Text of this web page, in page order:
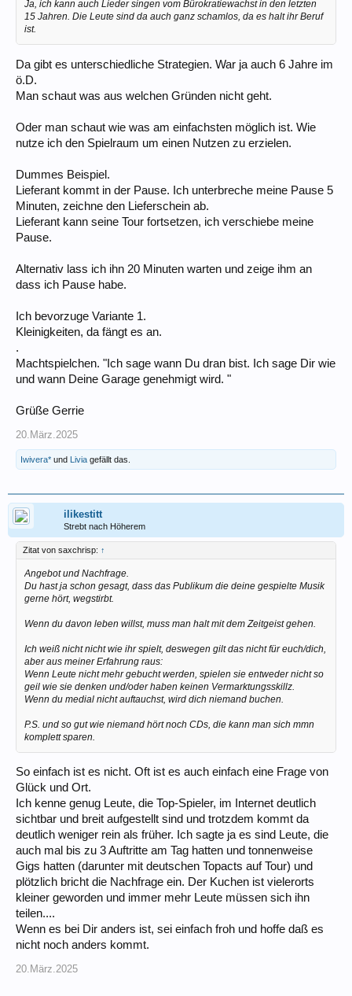
Ja, ich kann auch Lieder singen vom Bürokratiewachst in den letzten
15 Jahren. Die Leute sind da auch ganz schamlos, da es halt ihr Beruf
ist.
Da gibt es unterschiedliche Strategien. War ja auch 6 Jahre im
ö.D.
Man schaut was aus welchen Gründen nicht geht.
Oder man schaut wie was am einfachsten möglich ist. Wie
nutze ich den Spielraum um einen Nutzen zu erzielen.
Dummes Beispiel.
Lieferant kommt in der Pause. Ich unterbreche meine Pause 5
Minuten, zeichne den Lieferschein ab.
Lieferant kann seine Tour fortsetzen, ich verschiebe meine
Pause.
Alternativ lass ich ihn 20 Minuten warten und zeige ihm an
dass ich Pause habe.
Ich bevorzuge Variante 1.
Kleinigkeiten, da fängt es an.
.
Machtspielchen. "Ich sage wann Du dran bist. Ich sage Dir wie
und wann Deine Garage genehmigt wird. "
Grüße Gerrie
20.März.2025
Iwivera* und Livia gefällt das.
ilikestitt
Strebt nach Höherem
Zitat von saxchrisp: ↑
Angebot und Nachfrage.
Du hast ja schon gesagt, dass das Publikum die deine gespielte Musik
gerne hört, wegstirbt.
Wenn du davon leben willst, muss man halt mit dem Zeitgeist gehen.
Ich weiß nicht nicht wie ihr spielt, deswegen gilt das nicht für euch/dich,
aber aus meiner Erfahrung raus:
Wenn Leute nicht mehr gebucht werden, spielen sie entweder nicht so
geil wie sie denken und/oder haben keinen Vermarktungsskillz.
Wenn du medial nicht auftauchst, wird dich niemand buchen.
P.S. und so gut wie niemand hört noch CDs, die kann man sich mmn
komplett sparen.
So einfach ist es nicht. Oft ist es auch einfach eine Frage von
Glück und Ort.
Ich kenne genug Leute, die Top-Spieler, im Internet deutlich
sichtbar und breit aufgestellt sind und trotzdem kommt da
deutlich weniger rein als früher. Ich sagte ja es sind Leute, die
auch mal bis zu 3 Auftritte am Tag hatten und tonnenweise
Gigs hatten (darunter mit deutschen Topacts auf Tour) und
plötzlich bricht die Nachfrage ein. Der Kuchen ist vielerorts
kleiner geworden und immer mehr Leute müssen sich ihn
teilen....
Wenn es bei Dir anders ist, sei einfach froh und hoffe daß es
nicht noch anders kommt.
20.März.2025